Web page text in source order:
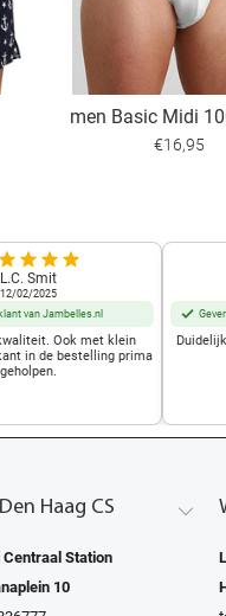
men Basic Midi
€16,95
L.C. Smit
12/02/2025
van Jambelles.nl
Ook met klein
in de bestelling prima
geholpen.
Haag CS
Centraal Station
10